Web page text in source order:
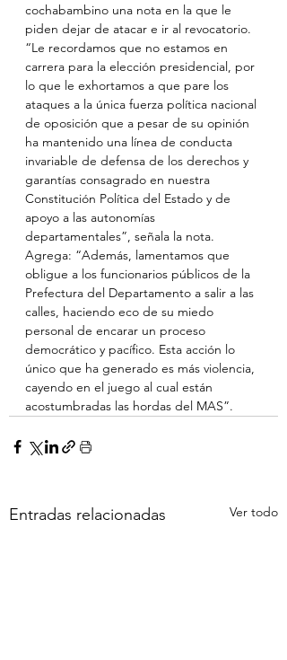
cochabambino una nota en la que le
piden dejar de atacar e ir al revocatorio.
“Le recordamos que no estamos en
carrera para la elección presidencial, por
lo que le exhortamos a que pare los
ataques a la única fuerza política nacional
de oposición que a pesar de su opinión
ha mantenido una línea de conducta
invariable de defensa de los derechos y
garantías consagrado en nuestra
Constitución Política del Estado y de
apoyo a las autonomías
departamentales”, señala la nota.
Agrega: “Además, lamentamos que
obligue a los funcionarios públicos de la
Prefectura del Departamento a salir a las
calles, haciendo eco de su miedo
personal de encarar un proceso
democrático y pacífico. Esta acción lo
único que ha generado es más violencia,
cayendo en el juego al cual están
acostumbradas las hordas del MAS”.
Entradas relacionadas Ver todo